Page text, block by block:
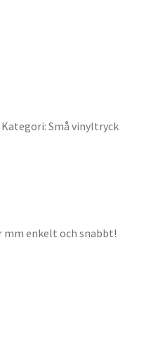
Kategori: Små vinyltryck
mm enkelt och snabbt!